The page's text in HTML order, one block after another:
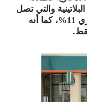
والتي تصل
مدتها إلى 3 سنوات وتمنح عائد شهري 11%، كما أنه